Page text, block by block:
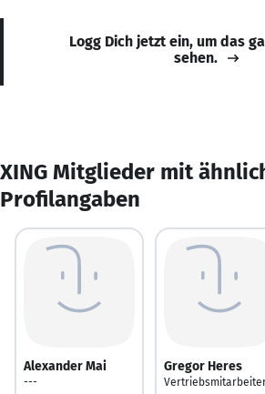
Logg Dich jetzt ein, um das
sehen.
XING Mitglieder mit
Profilangaben
Alexander Mai
---
Gregor Heres